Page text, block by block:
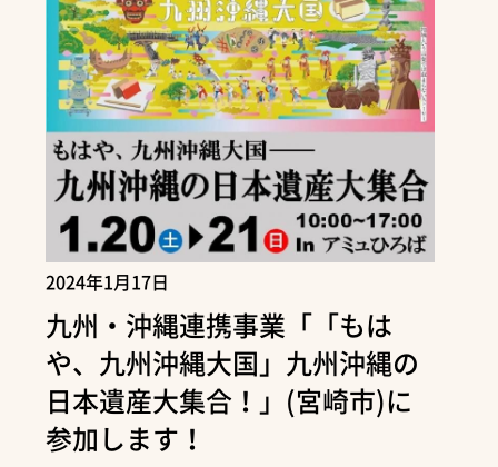
2024年1月17日
九州・沖縄連携事業「「もは
や、九州沖縄大国」九州沖縄の
日本遺産大集合！」(宮崎市)に
参加します！